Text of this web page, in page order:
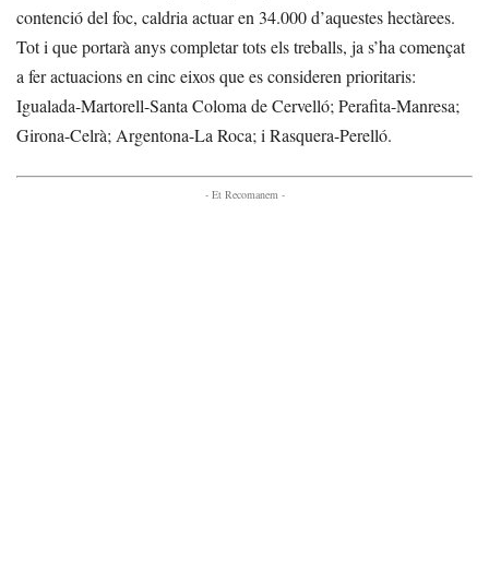
contenció del foc, caldria actuar en 34.000 d’aquestes hectàrees.
Tot i que portarà anys completar tots els treballs, ja s’ha començat
a fer actuacions en cinc eixos que es consideren prioritaris:
Igualada-Martorell-Santa Coloma de Cervelló; Perafita-Manresa;
Girona-Celrà; Argentona-La Roca; i Rasquera-Perelló.
- Et Recomanem -